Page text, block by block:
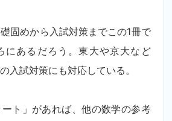
固めから入試対策までこの1冊で
にあるだろう。東大や京大など
入試対策にも対応している。
ト」があれば、他の数学の参考